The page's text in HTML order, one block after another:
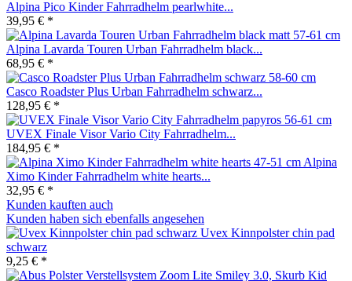
Alpina Pico Kinder Fahrradhelm pearlwhite...
39,95 € *
Alpina Lavarda Touren Urban Fahrradhelm black...
68,95 € *
Casco Roadster Plus Urban Fahrradhelm schwarz...
128,95 € *
UVEX Finale Visor Vario City Fahrradhelm...
184,95 € *
Alpina
Ximo Kinder Fahrradhelm white hearts...
32,95 € *
Kunden kauften auch
Kunden haben sich ebenfalls angesehen
Uvex Kinnpolster chin pad
schwarz
9,25 € *